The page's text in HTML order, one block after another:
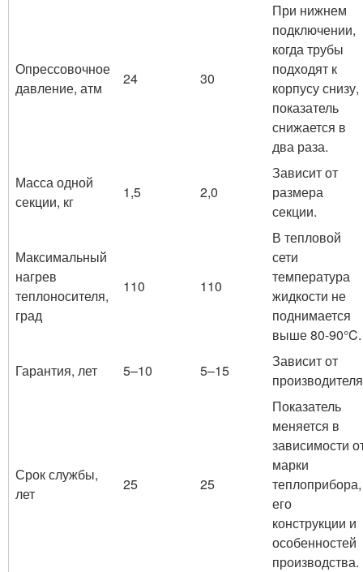
Опрессовочное
давление, атм
24 30
При нижнем
подключении,
когда трубы
подходят к
корпусу снизу,
показатель
снижается в
два раза.
Масса одной
секции, кг
1,5 2,0
Зависит от
размера
секции.
Максимальный
нагрев
теплоносителя,
град
110 110
В тепловой
сети
температура
жидкости не
поднимается
выше 80-90°C.
Гарантия, лет
5–10 5–15
Зависит от
Срок службы,
лет
25 25
Показатель
меняется в
зависимости
марки
теплоприбора,
его
конструкции и
особенностей
производства.